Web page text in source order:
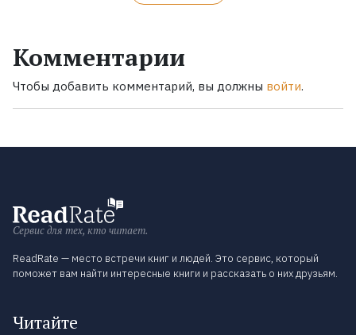
Комментарии
Чтобы добавить комментарий, вы должны войти.
Сервис для тех, кто читает.
ReadRate — место встречи книг и людей. Это сервис, который
поможет вам найти интересные книги и рассказать о них друзьям.
Читайте